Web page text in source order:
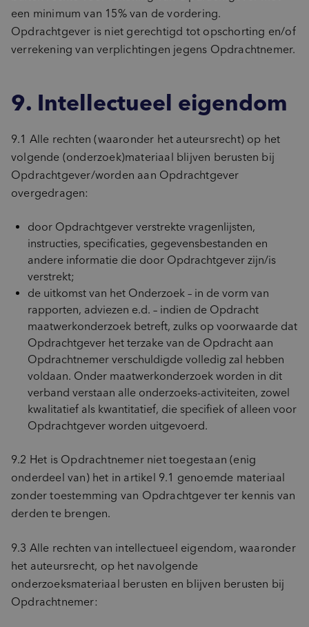
een minimum van 15% van de vordering.
Opdrachtgever is niet gerechtigd tot opschorting en/of
verrekening van verplichtingen jegens Opdrachtnemer.
9. Intellectueel eigendom
9.1 Alle rechten (waaronder het auteursrecht) op het
volgende (onderzoek)materiaal blijven berusten bij
Opdrachtgever/worden aan Opdrachtgever
overgedragen:
door Opdrachtgever verstrekte vragenlijsten,
instructies, specificaties, gegevensbestanden en
andere informatie die door Opdrachtgever zijn/is
verstrekt;
de uitkomst van het Onderzoek – in de vorm van
rapporten, adviezen e.d. – indien de Opdracht
maatwerkonderzoek betreft, zulks op voorwaarde dat
Opdrachtgever het terzake van de Opdracht aan
Opdrachtnemer verschuldigde volledig zal hebben
voldaan. Onder maatwerkonderzoek worden in dit
verband verstaan alle onderzoeks-activiteiten, zowel
kwalitatief als kwantitatief, die specifiek of alleen voor
Opdrachtgever worden uitgevoerd.
9.2 Het is Opdrachtnemer niet toegestaan (enig
onderdeel van) het in artikel 9.1 genoemde materiaal
zonder toestemming van Opdrachtgever ter kennis van
derden te brengen.
9.3 Alle rechten van intellectueel eigendom, waaronder
het auteursrecht, op het navolgende
onderzoeksmateriaal berusten en blijven berusten bij
Opdrachtnemer: